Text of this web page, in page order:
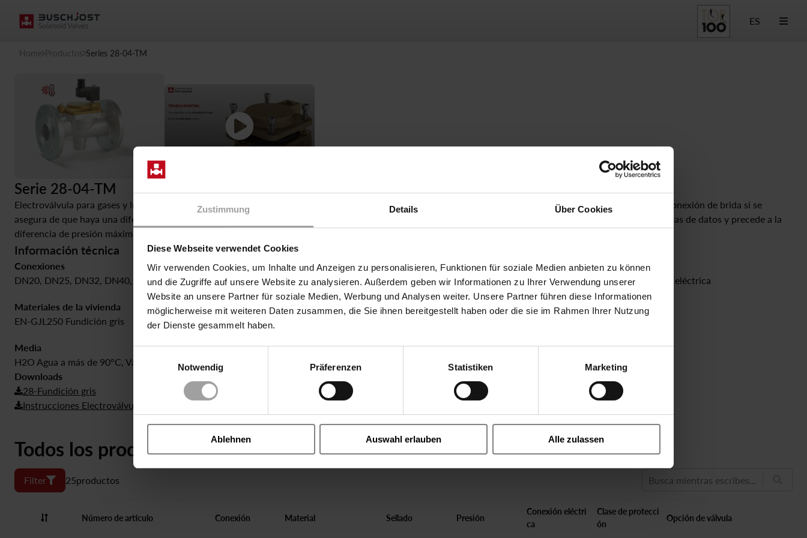
Zustimmung Details Über Cookies
Diese Webseite verwendet Cookies
Wir verwenden Cookies, um Inhalte und Anzeigen zu personalisieren, Funktionen für soziale Medien anbieten zu können
und die Zugriffe auf unsere Website zu analysieren. Außerdem geben wir Informationen zu Ihrer Verwendung unserer
Website an unsere Partner für soziale Medien, Werbung und Analysen weiter. Unsere Partner führen diese Informationen
möglicherweise mit weiteren Daten zusammen, die Sie ihnen bereitgestellt haben oder die sie im Rahmen Ihrer Nutzung
der Dienste gesammelt haben.
Notwendig
Präferenzen Statistiken Marketing
Ablehnen Auswahl erlauben Alle zulassen
ES
Home Productos Series 28-04-TM
Serie 28-04-TM
Electroválvula para gases y líquidos sin sólidos. El asiento de la válvula está sellado por un diafragma de goma. Benefíciese de las ventajas de la serie 28 con conexión de brida si se
asegura de que haya una diferencia de presión mínima entre la entrada y la salida. La especificación de la diferencia de presión mínima se encuentra en las hojas de datos y precede a la
diferencia de presión máxima posible.
Información técnica
Conexiones
DN20, DN25, DN32, DN40, DN50
Presión
0.5 bar hasta 16 bar
Temperatura
-30 °C hasta 140 °C
Tipo de control
Servoasistencia eléctrica
Materiales de la vivienda
EN-GJL250 Fundición gris
Sellado
EPDM
Media
H2O Agua a más de 90°C, Vapor ≤ 140°C, Condensado
Downloads
28-Fundición gris
Instrucciones Electroválvulas servoasistidas
Todos los productos
Filter 25productos Busca mientras escribes...
Número de artículo Conexión Material Sellado Presión
Conexión eléctri
ca
Clase de protecci
ón
Opción de válvula